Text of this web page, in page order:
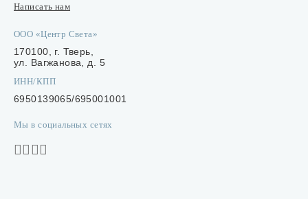
Каталог
Написать нам
ООО «Центр Света»
170100, г. Тверь,
ул. Вагжанова, д. 5
ИНН/КПП
6950139065/695001001
Мы в социальных сетях